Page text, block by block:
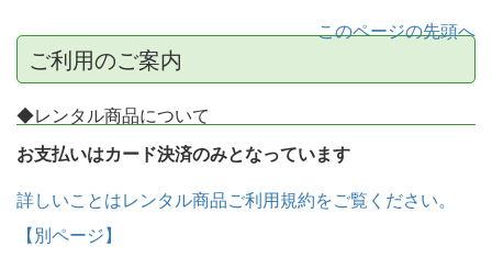
このページの先頭へ
ご利用のご案内
◆レンタル商品について
お支払いはカード決済のみとなっています
詳しいことはレンタル商品ご利用規約をご覧ください。
【別ページ】